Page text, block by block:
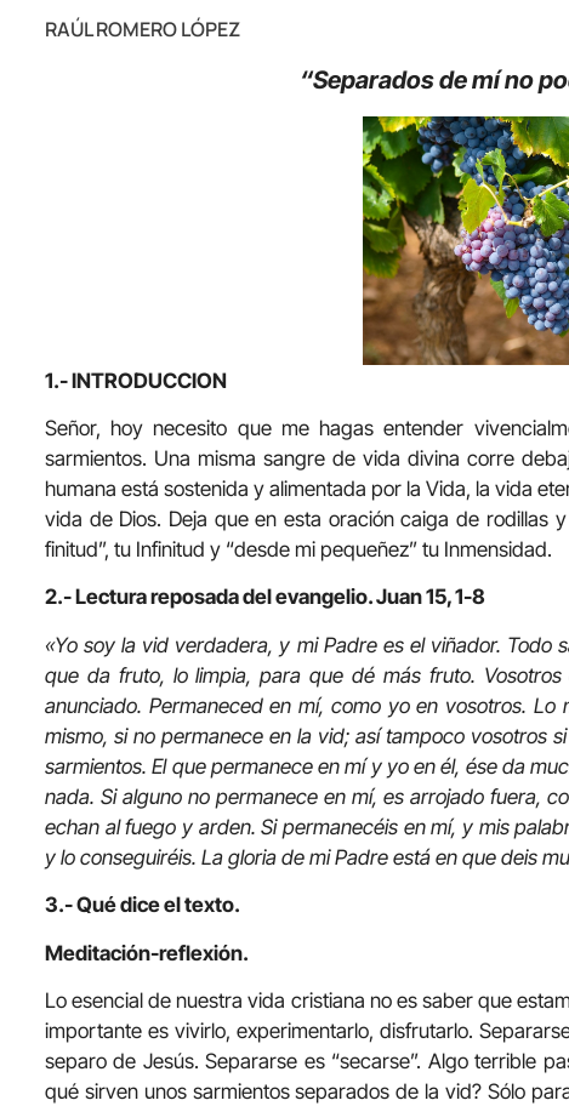
RAÚL ROMERO LÓPEZ
“Separados de mí no
1.- INTRODUCCION
Señor, hoy necesito que me hagas entender
sarmientos. Una misma sangre de vida divina corre
humana está sostenida y alimentada por la Vida, la vida
vida de Dios. Deja que en esta oración caiga de rodillas
finitud”, tu Infinitud y “desde mi pequeñez” tu Inmensidad.
2.- Lectura reposada del evangelio. Juan 15, 1-8
«Yo soy la vid verdadera, y mi Padre es el viñador.
que da fruto, lo limpia, para que dé más fruto.
anunciado. Permaneced en mí, como yo en vosotros.
mismo, si no permanece en la vid; así tampoco vosotros
sarmientos. El que permanece en mí y yo en él, ése da
nada. Si alguno no permanece en mí, es arrojado fuera,
echan al fuego y arden. Si permanecéis en mí, y mis
y lo conseguiréis. La gloria de mi Padre está en que deis
3.- Qué dice el texto.
Meditación-reflexión.
Lo esencial de nuestra vida cristiana no es saber que
importante es vivirlo, experimentarlo, disfrutarlo.
separo de Jesús. Separarse es “secarse”. Algo terrible
qué sirven unos sarmientos separados de la vid? Sólo